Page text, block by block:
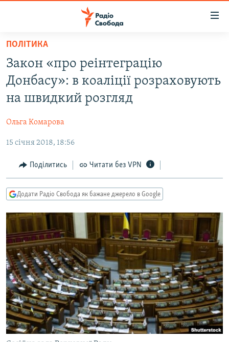
Перейти
основного
матеріалу
до
основної
Перейти
пошуку
ВСЕ ЗА ДОБУ
ЕКОНОМІКА
СУСПІЛЬСТВО
КУЛЬТУРА
УКРАЇНА
СВІТ
РОСІЙСЬКА «ФІЛЬТРАЦІЯ»
ДОНБАС.РЕАЛІЇ
КРИМ.РЕАЛІЇ
СХЕМИ
КИТАЙ.ВИКЛИКИ
МУЛЬТИМЕДІА
ФОТО
СПЕЦПРОЄКТИ
ПОДКАСТИ
КРИМ РЕАЛІЇ
РУС
ПОЛІТИКА
Закон «про реінтеграцію
Донбасу»: в коаліції розраховують
на швидкий розгляд
Ольга Комарова
15 січня 2018, 18:56
Поділитись Читати без VPN
Додати Радіо Свобода як бажане джерело в Google